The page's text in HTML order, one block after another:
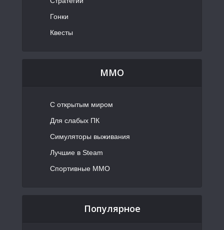
Гонки
Квесты
MMO
С открытым миром
Для слабых ПК
Симуляторы выживания
Лучшие в Steam
Спортивные MMO
Популярное